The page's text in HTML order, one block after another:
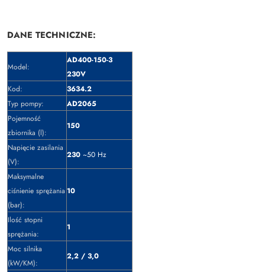
DANE TECHNICZNE:
Model:
AD400-150-3
230V
Kod:
3634.2
Typ pompy:
AD2065
Pojemność
zbiornika (l):
150
Napięcie zasilania
(V):
230 ~50 Hz
Maksymalne
ciśnienie sprężania
(bar):
10
Ilość stopni
sprężania:
1
Moc silnika
(kW/KM):
2,2 / 3,0